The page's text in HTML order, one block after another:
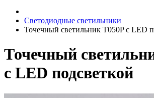
Светодиодные светильники
Точечный светильник T050P с LED
Точечный
с LED подсветкой